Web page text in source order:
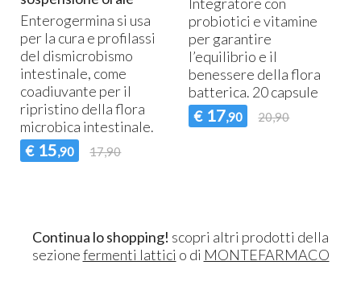
Enterogermina si usa
per la cura e profilassi
del dismicrobismo
intestinale, come
coadiuvante per il
ripristino della flora
microbica intestinale.
€ 15,90 17,90
probiotici e vitamine
per garantire
l’equilibrio e il
benessere della flora
batterica. 20 capsule
€ 17,90 20,90
Continua lo shopping! scopri altri prodotti della
sezionefermenti lattici o di MONTEFARMACO